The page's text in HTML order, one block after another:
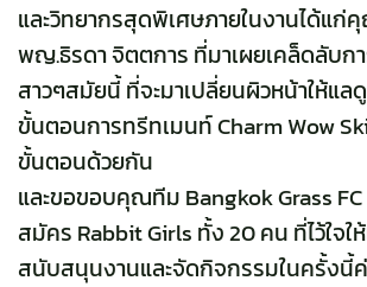
และวิทยากรสุดพิเศษภายในงานได้แ
พญ.ธิรดา จิตตการ ที่มาเผยเคล็ดลับก
สาวๆสมัยนี้ ที่จะมาเปลี่ยนผิวหน้าให้แล
ขั้นตอนการทรีทเมนท์ Charm Wow
ขั้นตอนด้วยกัน
และขอขอบคุณทีม Bangkok Grass FC
สมัคร Rabbit Girls ทั้ง 20 คน ที่ไว้ใจใ
สนับสนุนงานและจัดกิจกรรมในครั้งนี้